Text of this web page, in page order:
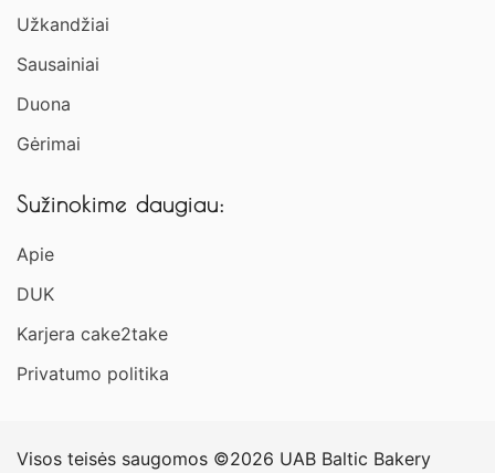
Užkandžiai​
Sausainiai
Duona
Gėrimai
Sužinokime daugiau:
Apie
DUK
Karjera cake2take
Privatumo politika
Visos teisės saugomos ©2026 UAB Baltic Bakery